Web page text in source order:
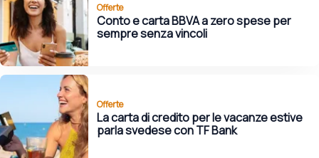
Offerte
Conto e carta BBVA a zero spese per
sempre senza vincoli
Offerte
La carta di credito per le vacanze estive
parla svedese con TF Bank